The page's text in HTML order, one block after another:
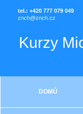
tel.: +420 777 079 049
znch@znch.cz
Kurzy
DOMŮ